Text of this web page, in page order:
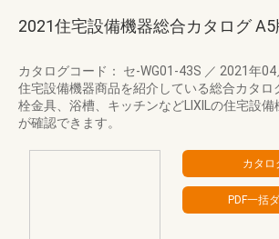
2021住宅設備機器総合カタログ A5
カタログコード： セ-WG01-43S ／ 2021年04
住宅設備機器商品を紹介している総合カタロ
栓金具、浴槽、キッチンなどLIXILの住宅設
が確認できます。